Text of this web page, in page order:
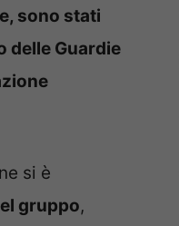
sono stati
delle Guardie
si è
gruppo,